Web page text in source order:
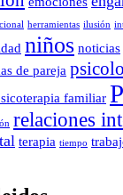
herramientas ilusión
niños noticias
de pareja
familiar
relaciones
terapia tiempo